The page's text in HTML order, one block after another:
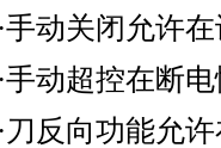
·手动关闭允许
·手动超控在断
·刀反向功能允